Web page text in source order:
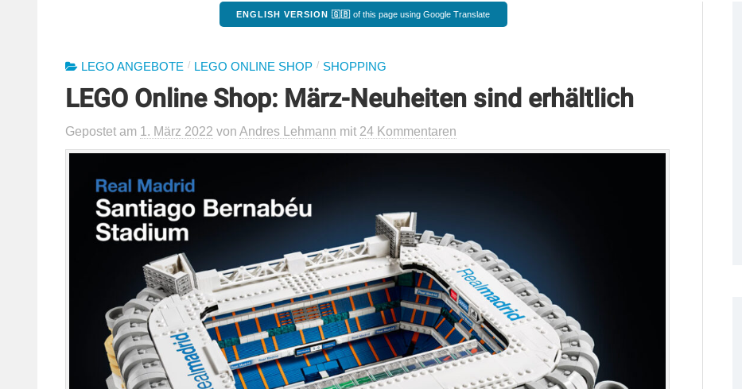
ENGLISH VERSION 🇬🇧 of this page using Google Translate
LEGO ANGEBOTE / LEGO ONLINE SHOP / SHOPPING
LEGO Online Shop: März-Neuheiten sind erhältlich
Gepostet am 1. März 2022 von Andres Lehmann mit 24 Kommentaren